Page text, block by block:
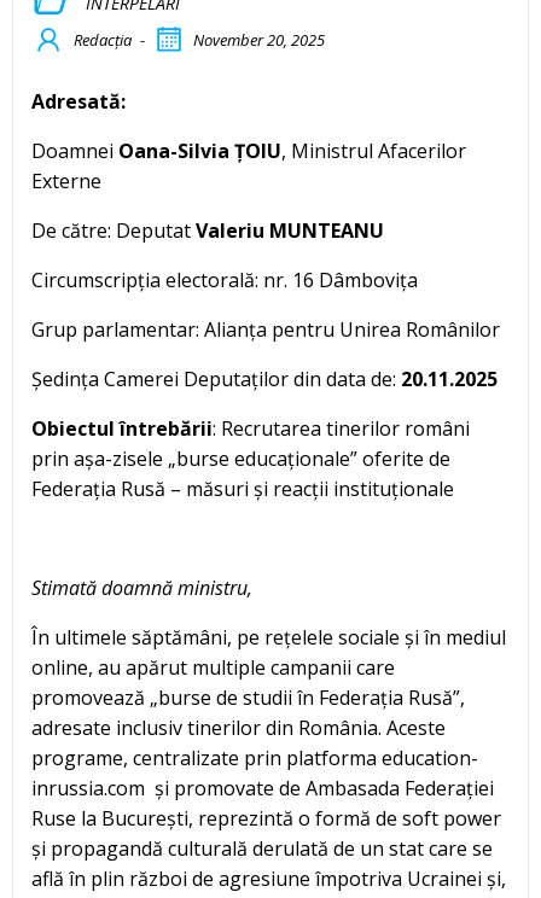
Redacția - November 20, 2025
Adresată:
Doamnei Oana-Silvia ȚOIU, Ministrul Afacerilor
Externe
De către: DeputatValeriu MUNTEANU
Circumscripția electorală: nr. 16 Dâmbovița
Grup parlamentar: Alianța pentru Unirea Românilor
Ședința Camerei Deputaților din data de: 20.11.2025
Obiectul întrebării: Recrutarea tinerilor români
prin așa-zisele „burse educaționale” oferite de
Federația Rusă – măsuri și reacții instituționale
Stimată doamnă ministru,
În ultimele săptămâni, pe rețelele sociale și în mediul
online, au apărut multiple campanii care
promovează „burse de studii în Federația Rusă”,
adresate inclusiv tinerilor din România. Aceste
programe, centralizate prin platforma education-
inrussia.com și promovate de Ambasada Federației
Ruse la București, reprezintă o formă de soft power
și propagandă culturală derulată de un stat care se
află în plin război de agresiune împotriva Ucrainei și,